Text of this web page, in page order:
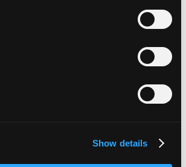
Show details